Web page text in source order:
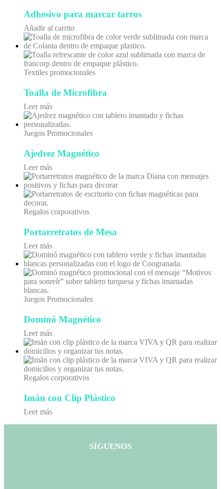
Adhesivo para marcar tarros
Añadir al carrito
Textiles promocionales
Toalla de Microfibra
Leer más
Juegos Promocionales
Ajedrez Magnético
Leer más
Regalos corporativos
Portarretratos de Mesa
Leer más
Juegos Promocionales
Dominó Magnético
Leer más
Regalos corporativos
Imán con Clip Plástico
Leer más
SÍGUENOS